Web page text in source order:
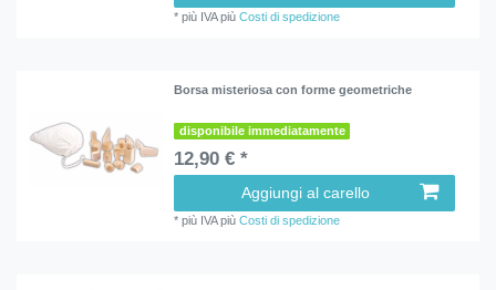
*più IVApiùCosti di spedizione
Borsa misteriosa con forme geometriche
disponibile immediatamente
12,90 € *
Aggiungi al carello
*più IVApiùCosti di spedizione